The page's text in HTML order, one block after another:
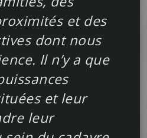
et des
dont nous
Il n’y a que
et leur
leur